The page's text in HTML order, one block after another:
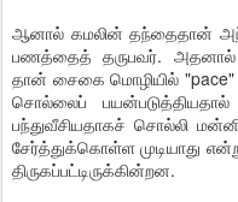
ஆனால் கமலின் தந்தைதான்
பணத்தைத் தருபவர். அதனால்
தான் சைகை மொழியில் "pace"
சொல்லைப்
பந்துவீசியதாகச் சொல்லி
சேர்த்துக்கொள்ள முடியாது
திருகப்பட்டிருக்கின்றன.